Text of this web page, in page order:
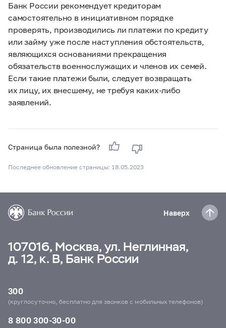
Банк России рекомендует кредиторам
самостоятельно в инициативном порядке
проверять, производились ли платежи по кредиту
или займу уже после наступления обстоятельств,
являющихся основаниями прекращения
обязательств военнослужащих и членов их семей.
Если такие платежи были, следует возвращать
их лицу, их внесшему, не требуя каких-либо
заявлений.
Страница была полезной?
Последнее обновление страницы: 18.05.2023
Наверх
107016, Москва, ул. Неглинная,
д. 12, к. В, Банк России
300
(круглосуточно, бесплатно для звонков с мобильных телефонов)
8 800 300-30-00